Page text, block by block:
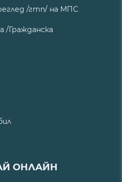
/гтп/ на МПС
/Гражданска
ОНЛАЙН